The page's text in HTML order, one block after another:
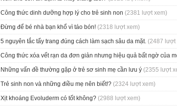
Công thức dinh dưỡng hợp lý cho trẻ sinh non (2381 lượt xem)
Đừng để bé nhà bạn khổ vì táo bón! (2318 lượt xem)
5 nguyên tắc tẩy trang đúng cách làm sạch sâu da mặt. (2487 lượt
Công thức xóa vết rạn da đơn giản nhưng hiệu quả bất ngờ của
Những vấn đề thường gặp ở trẻ sơ sinh mẹ cần lưu ý (2355 lượt
Trẻ sinh non và những điều mẹ nên biết!? (2324 lượt xem)
Xịt khoáng Evoluderm có tốt không? (2988 lượt xem)